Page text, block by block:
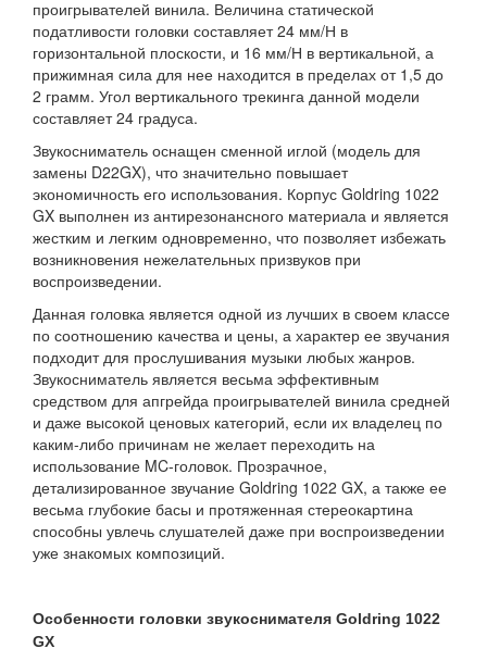
проигрывателей винила. Величина статической
податливости головки составляет 24 мм/Н в
горизонтальной плоскости, и 16 мм/Н в вертикальной, а
прижимная сила для нее находится в пределах от 1,5 до
2 грамм. Угол вертикального трекинга данной модели
составляет 24 градуса.
Звукосниматель оснащен сменной иглой (модель для
замены D22GX), что значительно повышает
экономичность его использования. Корпус Goldring 1022
GX выполнен из антирезонансного материала и является
жестким и легким одновременно, что позволяет избежать
возникновения нежелательных призвуков при
воспроизведении.
Данная головка является одной из лучших в своем классе
по соотношению качества и цены, а характер ее звучания
подходит для прослушивания музыки любых жанров.
Звукосниматель является весьма эффективным
средством для апгрейда проигрывателей винила средней
и даже высокой ценовых категорий, если их владелец по
каким-либо причинам не желает переходить на
использование MC-головок. Прозрачное,
детализированное звучание Goldring 1022 GX, а также ее
весьма глубокие басы и протяженная стереокартина
способны увлечь слушателей даже при воспроизведении
уже знакомых композиций.
Особенности головки звукоснимателя Goldring 1022
GX